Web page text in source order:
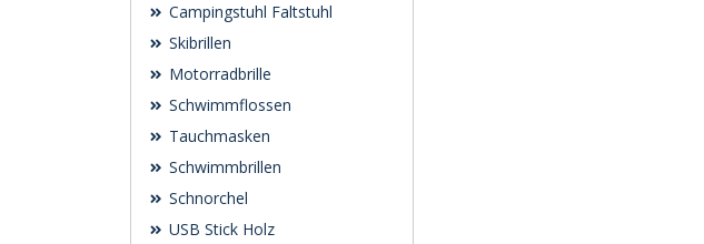
Campingstuhl Faltstuhl
Skibrillen
Motorradbrille
Schwimmflossen
Tauchmasken
Schwimmbrillen
Schnorchel
USB Stick Holz